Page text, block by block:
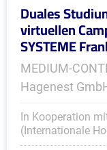
Duales
virtuellen
SYSTEME
MEDIUM-
Hagenest
In Kooperation
(Internationale